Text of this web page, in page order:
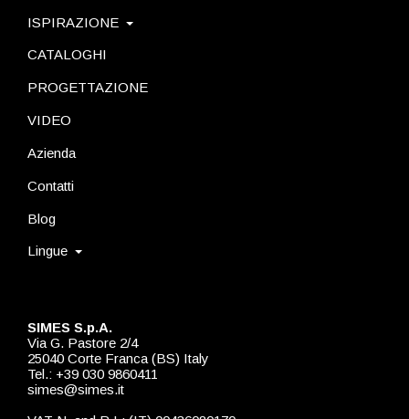
SIMES S.p.A.
Via G. Pastore 2/4
25040 Corte Franca (BS) Italy
Tel.: +39 030 9860411
simes@simes.it
ISPIRAZIONE
CATALOGHI
PROGETTAZIONE
VIDEO
Azienda
Contatti
Blog
Lingue